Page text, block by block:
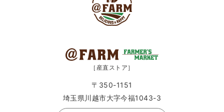
［産直ストア］
〒350-1151
埼玉県川越市大字今福1043-3